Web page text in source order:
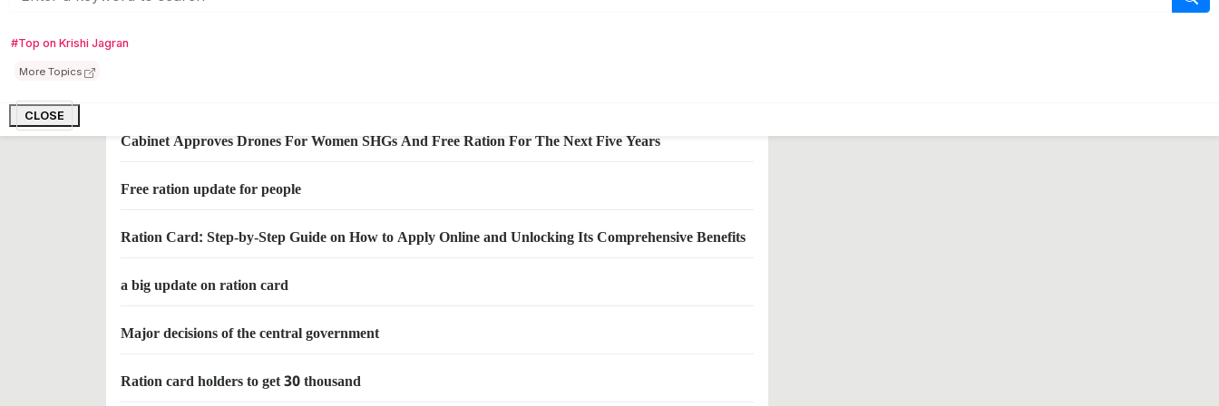
#Top on Krishi Jagran
More Topics
CLOSE
The centre would continue to offer free rations to over 80 crore people for the next five years
Cabinet Approves Drones For Women SHGs And Free Ration For The Next Five Years
Free ration update for people
Ration Card: Step-by-Step Guide on How to Apply Online and Unlocking Its Comprehensive Benefits
a big update on ration card
Major decisions of the central government
Ration card holders to get 30 thousand